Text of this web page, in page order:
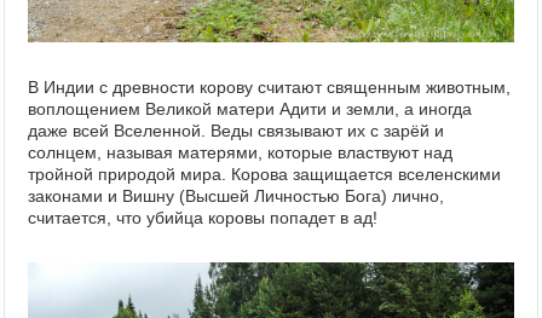
В Индии с древности корову считают священным животным,
воплощением Великой матери Адити и земли, а иногда
даже всей Вселенной. Веды связывают их с зарёй и
солнцем, называя матерями, которые властвуют над
тройной природой мира. Корова защищается вселенскими
законами и Вишну (Высшей Личностью Бога) лично,
считается, что убийца коровы попадет в ад!